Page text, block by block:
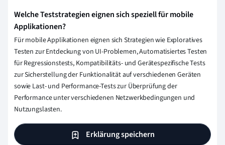
Welche Teststrategien eignen sich speziell für mobile
Applikationen?
Für mobile Applikationen eignen sich Strategien wie Exploratives
Testen zur Entdeckung von UI-Problemen, Automatisiertes Testen
für Regressionstests, Kompatibilitäts- und Gerätespezifische Tests
zur Sicherstellung der Funktionalität auf verschiedenen Geräten
sowie Last- und Performance-Tests zur Überprüfung der
Performance unter verschiedenen Netzwerkbedingungen und
Nutzungslasten.
Erklärung speichern